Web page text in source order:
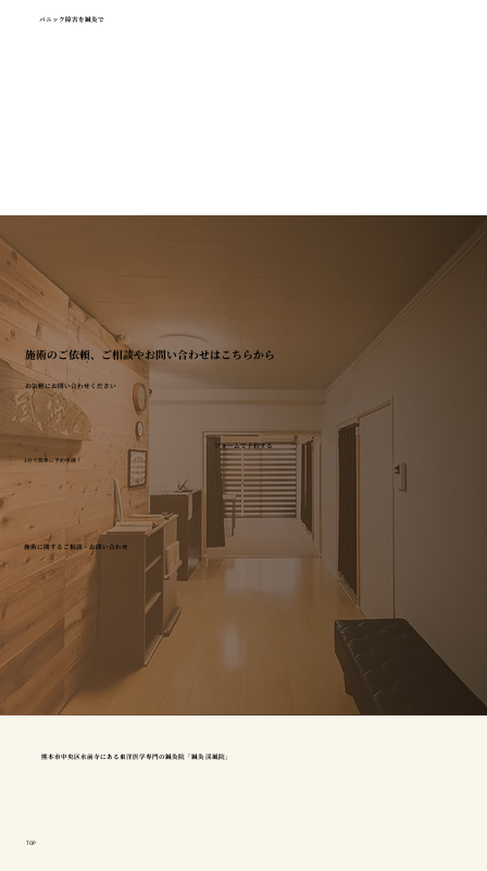
パニック障害を鍼灸で
施術のご依頼、ご相談やお問い合わせはこちらから
お気軽にお問い合わせください
フォームで予約する
3分で簡単に予約申請！
施術に関するご相談・お問い合わせ
熊本市中央区水前寺にある東洋医学専門の鍼灸院「鍼灸 渓風院」
TOP